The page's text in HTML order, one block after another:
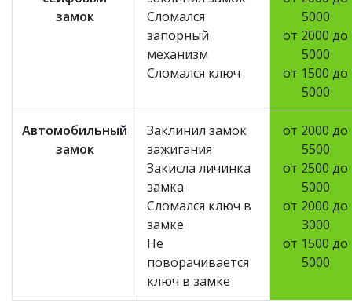
замок
Сломался
запорный
механизм
Сломался ключ
5000
от 2000 до
5000
от 1500 до
5000
Автомобильный
замок
Заклинил замок
зажигания
Закисла личинка
замка
Сломался ключ в
замке
Не
поворачивается
ключ в замке
от 2000 до
5500
от 2500 до
5000
от 2000 до
3000
от 1500 до
5000